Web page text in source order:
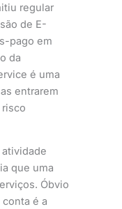
regular
de E-
pago em
da
é uma
entrarem
que uma
Óbvio
é a